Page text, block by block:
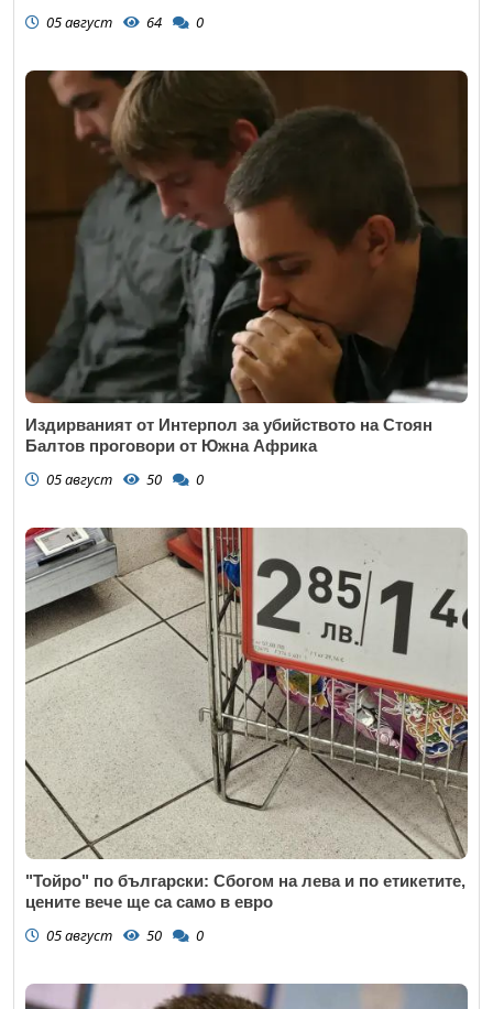
05 август 64 0
Издирваният от Интерпол за убийството на Стоян
Балтов проговори от Южна Африка
05 август 50 0
"Тойро" по български: Сбогом на лева и по етикетите,
цените вече ще са само в евро
05 август 50 0